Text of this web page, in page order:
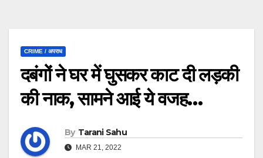
CRIME / अपराध
दबंगों ने घर में घुसकर काट दी लड़की
की नाक, सामने आई ये वजह…
By Tarani Sahu
MAR 21, 2022